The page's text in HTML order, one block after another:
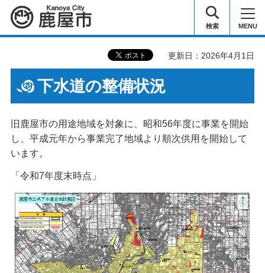
鹿屋市 検索 MENU
更新日：2026年4月1日
下水道の整備状況
旧鹿屋市の用途地域を対象に、昭和56年度に事業を開始
し、平成元年から事業完了地域より順次供用を開始して
います。
「令和7年度末時点」